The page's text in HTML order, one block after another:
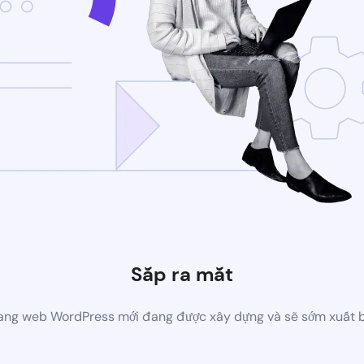
Sắp ra mắt
web WordPress mới đang được xây dựng và sẽ sớm xuất